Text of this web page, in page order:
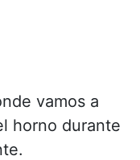
vamos a
horno durante